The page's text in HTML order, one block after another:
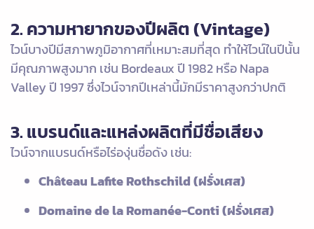
2. ความหายากของปีผลิต (Vintage)
ไวน์บางปีมีสภาพภูมิอากาศที่เหมาะสมที่สุด ทำให้ไวน์ในปีนั้น
มีคุณภาพสูงมาก เช่น Bordeaux ปี 1982 หรือ Napa
Valley ปี 1997 ซึ่งไวน์จากปีเหล่านี้มักมีราคาสูงกว่าปกติ
3. แบรนด์และแหล่งผลิตที่มีชื่อเสียง
ไวน์จากแบรนด์หรือไร่องุ่นชื่อดัง เช่น:
Château Lafite Rothschild (ฝรั่งเศส)
Domaine de la Romanée-Conti (ฝรั่งเศส)